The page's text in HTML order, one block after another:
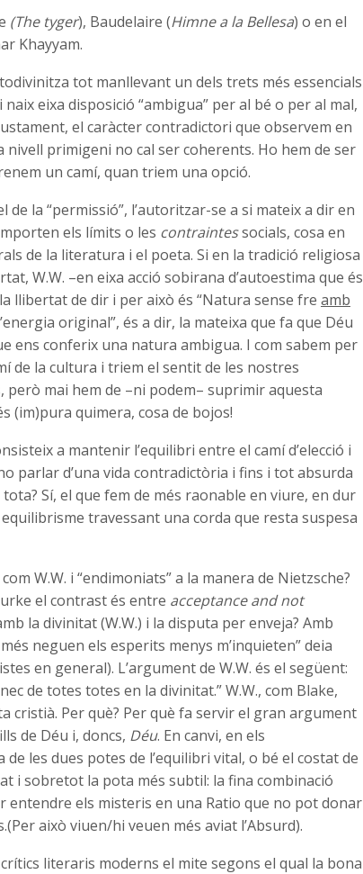
(The tyger), Baudelaire (Himne a la Bellesa) o en el
Khayyam.
tot manllevant un dels trets més essencials
naix eixa disposició “ambigua” per al bé o per al mal,
el caràcter contradictori que observem en
primigeni no cal ser coherents. Ho hem de ser
un camí, quan triem una opció.
de la “permissió”, l’autoritzar-se a si mateix a dir en
els límits o les contraintessocials, cosa en
de la literatura i el poeta. Si en la tradició religiosa
W.W. –en eixa acció sobirana d’autoestima que és
llibertat de dir i per això és “Natura sense fre amb
original”, és a dir, la mateixa que fa que Déu
ens conferix una natura ambigua. I com sabem per
de la cultura i triem el sentit de les nostres
però mai hem de –ni podem– suprimir aquesta
(im)pura quimera, cosa de bojos!
a mantenir l’equilibri entre el camí d’elecció i
parlar d’una vida contradictòria i fins i tot absurda
tota? Sí, el que fem de més raonable en viure, en dur
travessant una corda que resta suspesa
W.W. i “endimoniats” a la manera de Nietzsche?
el contrast és entre acceptance and not
la divinitat (W.W.) i la disputa per enveja? Amb
neguen els esperits menys m’inquieten” deia
en general). L’argument de W.W. és el següent:
de totes totes en la divinitat.” W.W., com Blake,
cristià. Per què? Per què fa servir el gran argument
de Déu i, doncs, Déu. En canvi, en els
les dues potes de l’equilibri vital, o bé el costat de
i sobretot la pota més subtil: la fina combinació
entendre els misteris en una Ratio que no pot donar
això viuen/hi veuen més aviat l’Absurd).
literaris moderns el mite segons el qual la bona